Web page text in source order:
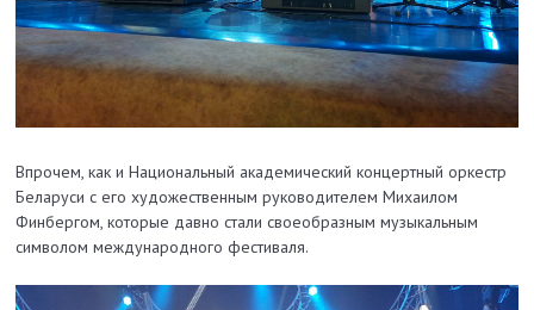
Впрочем, как и Национальный академический концертный оркестр
Беларуси с его художественным руководителем Михаилом
Финбергом, которые давно стали своеобразным музыкальным
символом международного фестиваля.